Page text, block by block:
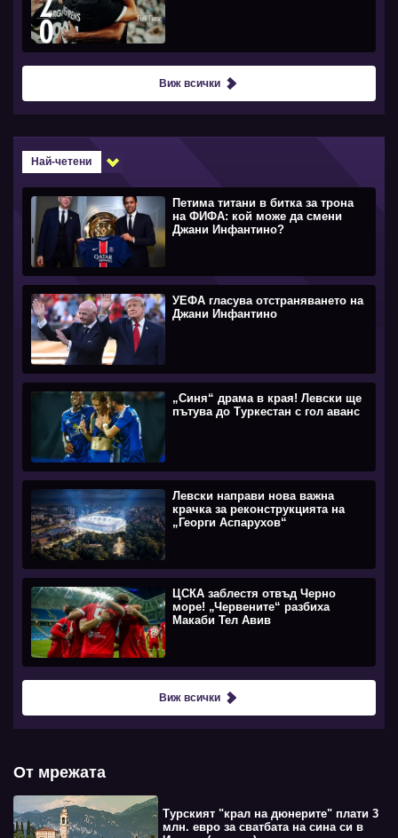
Виж всички
Най-четени
Петима титани в битка за трона
на ФИФА: кой може да смени
Джани Инфантино?
УЕФА гласува отстраняването на
Джани Инфантино
„Синя“ драма в края! Левски ще
пътува до Туркестан с гол аванс
Левски направи нова важна
крачка за реконструкцията на
„Георги Аспарухов“
ЦСКА заблестя отвъд Черно
море! „Червените“ разбиха
Макаби Тел Авив
Виж всички
От мрежата
Турският "крал на дюнерите" плати 3
млн. евро за сватбата на сина си в